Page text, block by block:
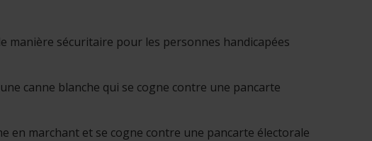
manière sécuritaire pour les personnes handicapées
canne blanche qui se cogne contre une pancarte
en marchant et se cogne contre une pancarte électorale